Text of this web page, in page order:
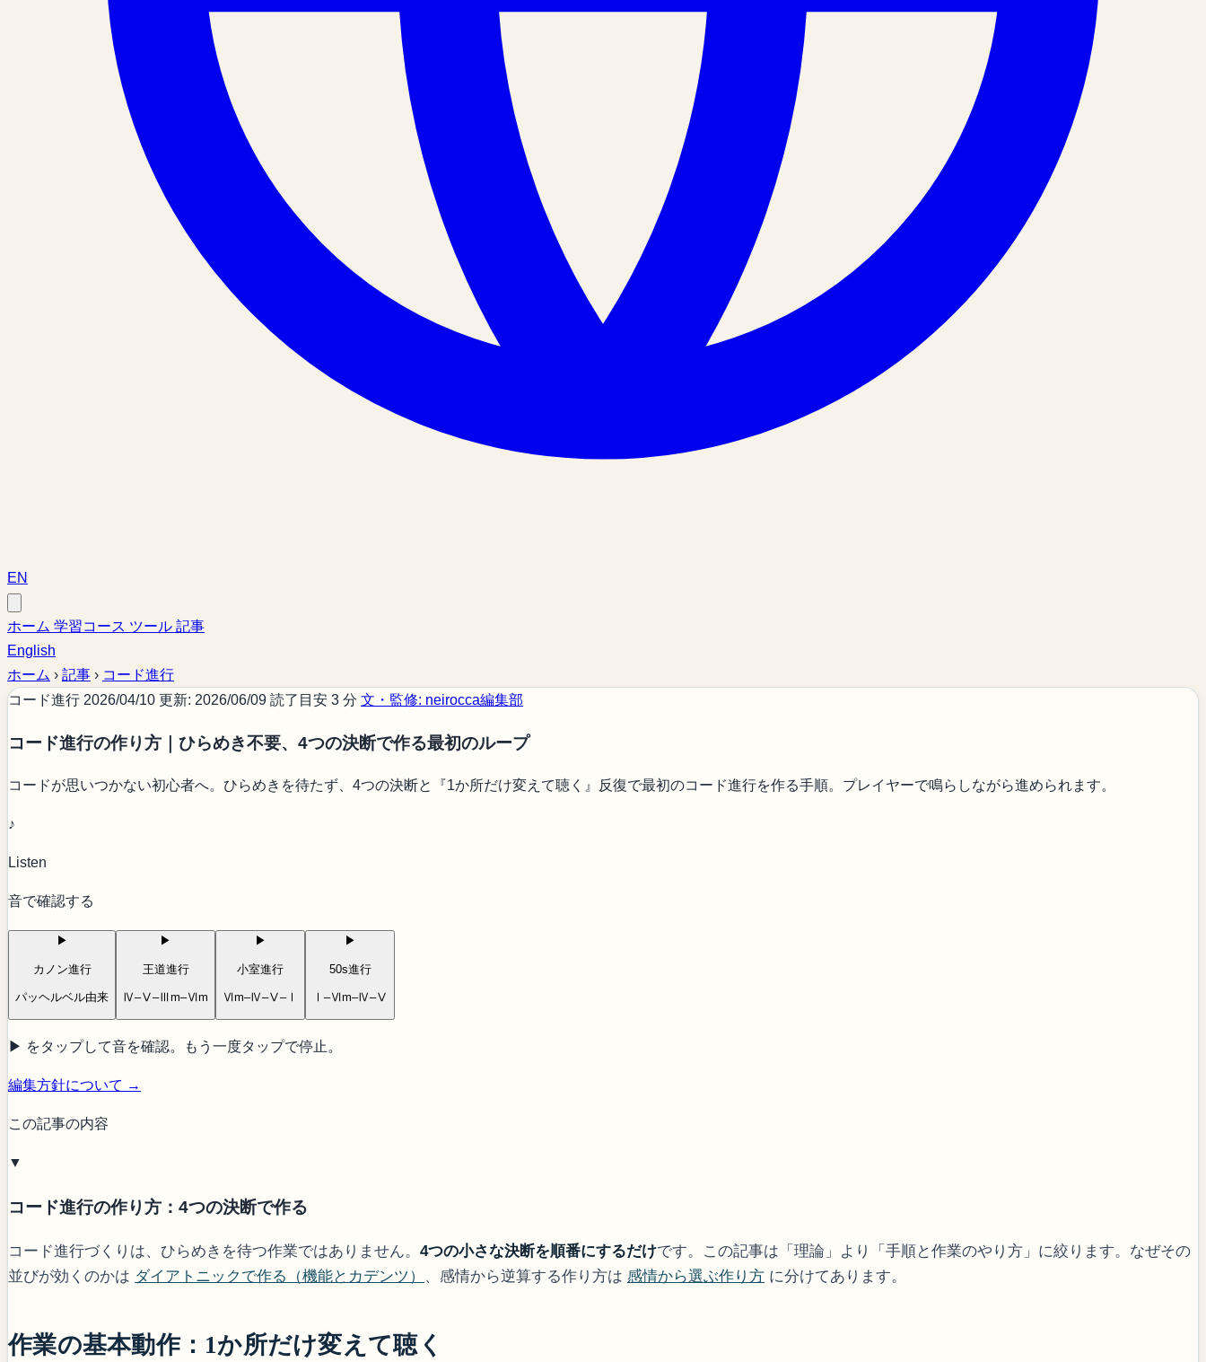
EN
ホーム 学習コース ツール 記事
English
ホーム › 記事 › コード進行
コード進行 2026/04/10 更新: 2026/06/09 読了目安 3 分 文・監修: neirocca編集部
コード進行の作り方｜ひらめき不要、4つの決断で作る最初のループ
コードが思いつかない初心者へ。ひらめきを待たず、4つの決断と『1か所だけ変えて聴く』反復で最初のコード進行を作る手順。プレイヤーで鳴らしながら進められます。
♪
Listen
音で確認する
▶
カノン進行
パッヘルベル由来
▶
王道進行
Ⅳ–Ⅴ–Ⅲm–Ⅵm
▶
小室進行
Ⅵm–Ⅳ–Ⅴ–Ⅰ
▶
50s進行
Ⅰ–Ⅵm–Ⅳ–Ⅴ
▶ をタップして音を確認。もう一度タップで停止。
編集方針について →
この記事の内容
▼
コード進行の作り方：4つの決断で作る
コード進行づくりは、ひらめきを待つ作業ではありません。 4つの小さな決断を順番にするだけです。この記事は「理論」より「手順と作業のやり方」に絞ります。なぜその
並びが効くのかは ダイアトニックで作る（機能とカデンツ） 、感情から逆算する作り方は 感情から選ぶ作り方 に分けてあります。
作業の基本動作：1か所だけ変えて聴く